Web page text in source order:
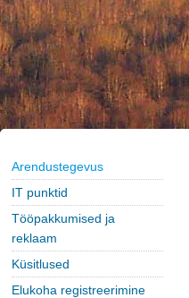
Arendustegevus
IT punktid
Tööpakkumised ja
reklaam
Küsitlused
Elukoha registreerimine